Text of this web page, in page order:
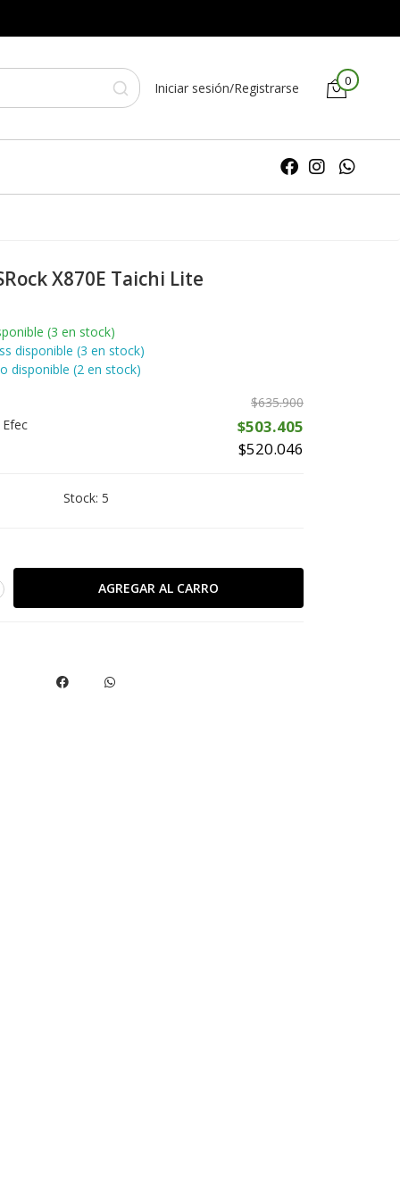
Iniciar sesión/Registrarse 0
X870E Taichi Lite
(3 en stock)
disponible (3 en stock)
disponible (2 en stock)
$635.900
$503.405
$520.046
Stock: 5